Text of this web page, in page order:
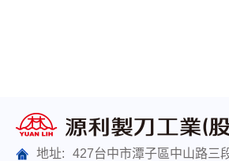
地址:
427台中市潭子區中山路三